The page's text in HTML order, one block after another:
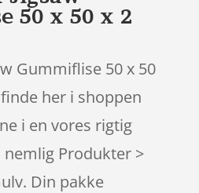
50 x 50 x 2
Gummiflise 50 x 50
her i shoppen
i en vores rigtig
Produkter >
Din pakke